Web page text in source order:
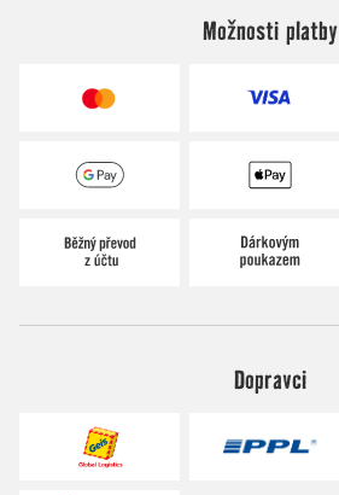
Možnosti platby
Dopravci